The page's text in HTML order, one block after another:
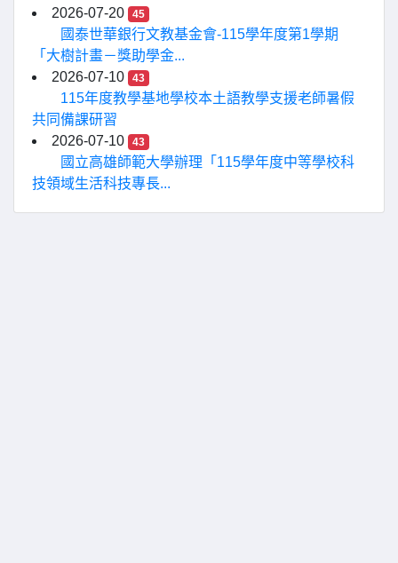
2026-07-20
45
國泰世華銀行文教基金會-115學年度第1學期
「大樹計畫－獎助學金...
2026-07-10
43
115年度教學基地學校本土語教學支援老師暑假
共同備課研習
2026-07-10
43
國立高雄師範大學辦理「115學年度中等學校科
技領域生活科技專長...